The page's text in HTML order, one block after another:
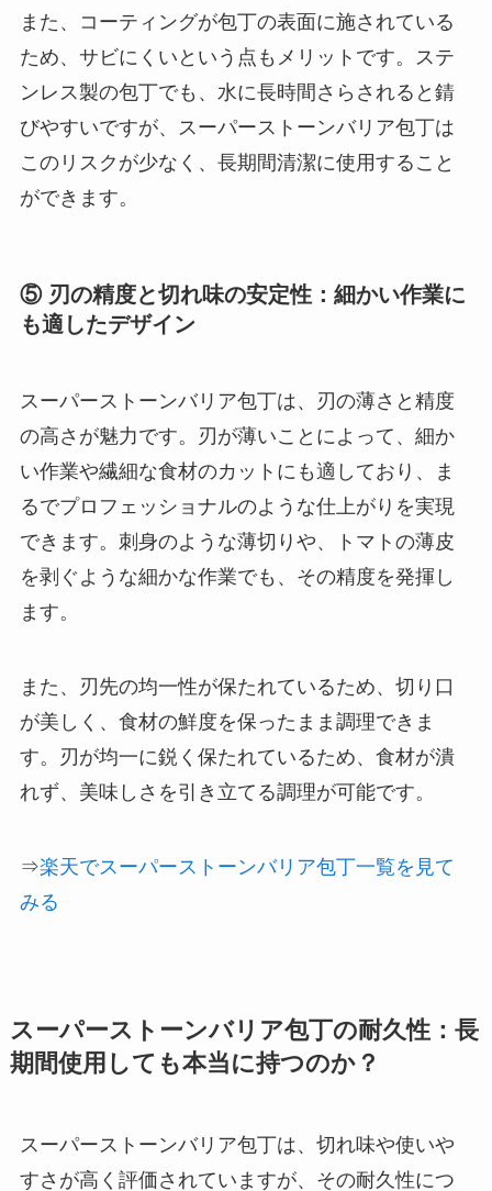
また、コーティングが包丁の表面に施されている
ため、サビにくいという点もメリットです。ステ
ンレス製の包丁でも、水に長時間さらされると錆
びやすいですが、スーパーストーンバリア包丁は
このリスクが少なく、長期間清潔に使用すること
ができます。
⑤ 刃の精度と切れ味の安定性：細かい作業に
も適したデザイン
スーパーストーンバリア包丁は、刃の薄さと精度
の高さが魅力です。刃が薄いことによって、細か
い作業や繊細な食材のカットにも適しており、ま
るでプロフェッショナルのような仕上がりを実現
できます。刺身のような薄切りや、トマトの薄皮
を剥ぐような細かな作業でも、その精度を発揮し
ます。
また、刃先の均一性が保たれているため、切り口
が美しく、食材の鮮度を保ったまま調理できま
す。刃が均一に鋭く保たれているため、食材が潰
れず、美味しさを引き立てる調理が可能です。
⇒楽天でスーパーストーンバリア包丁一覧を見て
みる
スーパーストーンバリア包丁の耐久性：長
期間使用しても本当に持つのか？
スーパーストーンバリア包丁は、切れ味や使いや
すさが高く評価されていますが、その耐久性につ